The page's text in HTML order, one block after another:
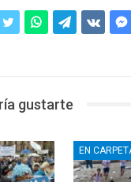
gustarte
EN